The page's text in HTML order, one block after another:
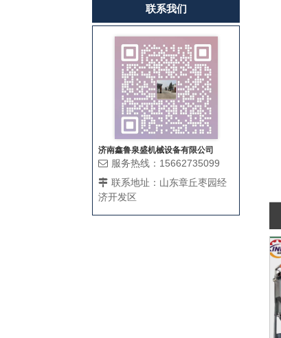
联系我们
济南鑫鲁泉盛机械设备有限公司
服务热线：15662735099
联系地址：山东章丘枣园经
济开发区